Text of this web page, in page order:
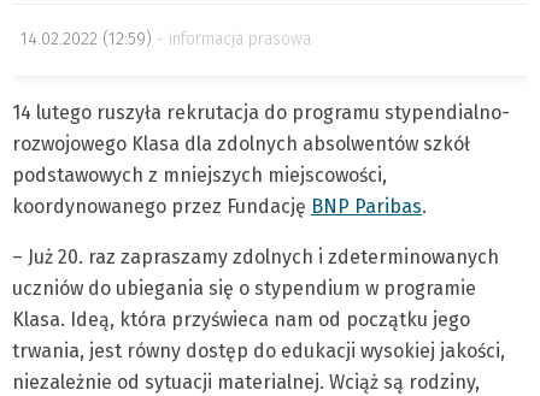
14.02.2022 (12:59) informacja prasowa
14 lutego ruszyła rekrutacja do programu stypendialno-
rozwojowego Klasa dla zdolnych absolwentów szkół
podstawowych z mniejszych miejscowości,
koordynowanego przez Fundację BNP Paribas.
– Już 20. raz zapraszamy zdolnych i zdeterminowanych
uczniów do ubiegania się o stypendium w programie
Klasa. Ideą, która przyświeca nam od początku jego
trwania, jest równy dostęp do edukacji wysokiej jakości,
niezależnie od sytuacji materialnej. Wciąż są rodziny,